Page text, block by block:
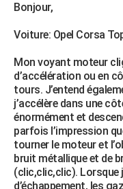
Mobiles
Meilleur smartphone
Internet
Ordinateurs
Jeux vidéo
Guide high-tech
+BRICOLAGE
Forum
Aménagement intérieur
Extérieur
Cuisine
Salle de bains
Jardinage
Rangement
Guides de France
Escapades
Patrimoine
Expositions
Musées
Week-end nature
+LIFESTYLE
Art de vivre
Bien-être
Loisirs
Mode
Modes de vie
SANTE
Alimentation
Guide de la santé
Maladies
Médicaments
Sommeil
VOYAGE
Destinations
City break
Voyage nature
Voyage de noces
Forum
Climat
+PHOTO
GUIDES D'ACHAT
Bonjour,
Voiture: Opel Corsa
Mon voyant moteur
d’accélération ou en
tours. J’entend
j’accélère dans une
énormément et
parfois l’impression
tourner le moteur et
bruit métallique et de
(clic,clic,clic). Lorsque
d’échappement, les